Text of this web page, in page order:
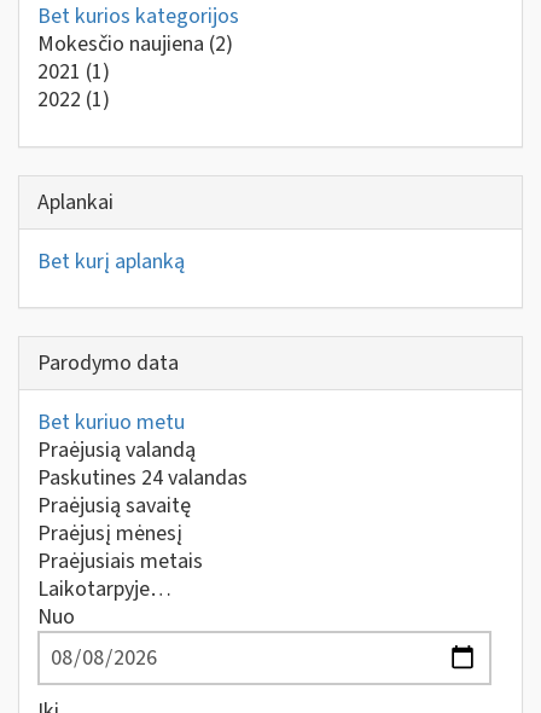
Bet kurios kategorijos
Mokesčio naujiena (2)
2021 (1)
2022 (1)
Aplankai
Bet kurį aplanką
Parodymo data
Bet kuriuo metu
Praėjusią valandą
Paskutines 24 valandas
Praėjusią savaitę
Praėjusį mėnesį
Praėjusiais metais
Laikotarpyje…
Nuo